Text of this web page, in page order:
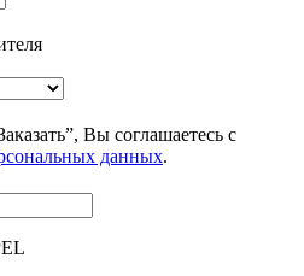
Вы соглашаетесь с
данных.